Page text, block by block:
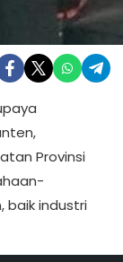
Provinsi
baik industri